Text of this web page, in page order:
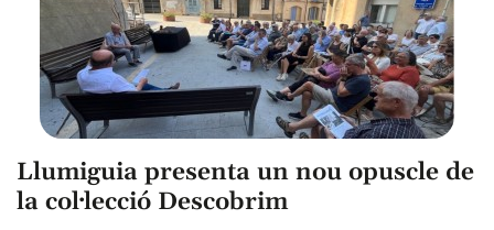
Llumiguia presenta un nou opuscle de
la col·lecció Descobrim